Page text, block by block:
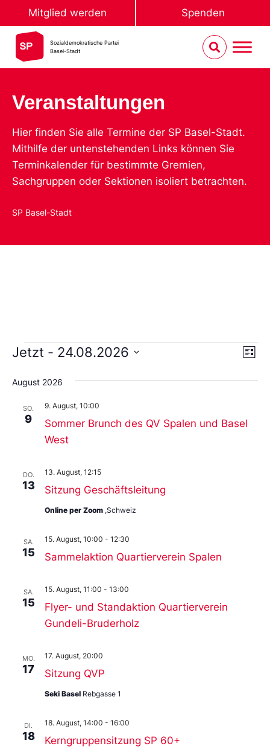
Mitglied werden Spenden
Sozialdemokratische Partei
Basel-Stadt
Veranstaltungen
Hier finden Sie alle Termine der SP Basel-Stadt.
Mithilfe der untenstehenden Links können Sie
Terminkalender für bestimmte Gremien,
Sachgruppen oder Sektionen isoliert betrachten.
SP Basel-Stadt
Liste
Jetzt - 24.08.2026
Sie
das
aus.
August 2026
SO.
9
Sommer Brunch des QV Spalen und Basel
West
9. August, 10:00
DO.
13 Sitzung Geschäftsleitung
13. August, 12:15
Online per Zoom ,Schweiz
SA.
15 Sammelaktion Quartierverein Spalen
15. August, 10:00 - 12:30
SA.
15
Flyer- und Standaktion Quartierverein
Gundeli-Bruderholz
15. August, 11:00 - 13:00
MO.
17 Sitzung QVP
17. August, 20:00
Seki Basel Rebgasse 1
DI.
18 Kerngruppensitzung SP 60+
18. August, 14:00 - 16:00